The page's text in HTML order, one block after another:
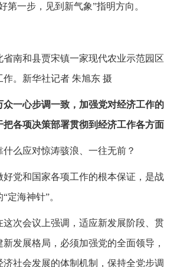
第一步，见到新气象”指明方向。
省南和县贾宋镇一家现代农业示范园区
作。新华社记者 朱旭东 摄
一心步调一致，加强党对经济工作的
把各项决策部署贯彻到经济工作各方面
么应对惊涛骇浪、一往无前？
好党和国家各项工作的根本保证，是战
定海神针”。
这次会议上强调，适应新发展阶段、贯
发展格局，必须加强党的全面领导，
社会发展的体制机制，保持全党步调